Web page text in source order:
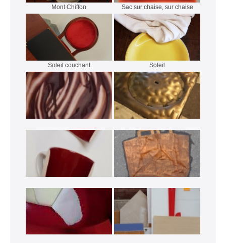
Mont Chiffon Sac sur chaise, sur chaise
Soleil couchant Soleil